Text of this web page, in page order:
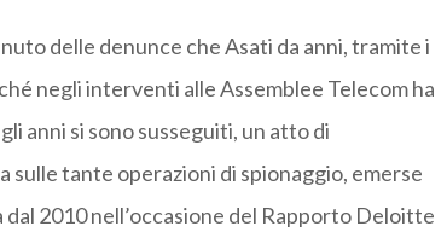
delle denunce che Asati da anni, tramite i
negli interventi alle Assemblee Telecom ha
anni si sono susseguiti, un atto di
tante operazioni di spionaggio, emerse
2010 nell’occasione del Rapporto Deloitte